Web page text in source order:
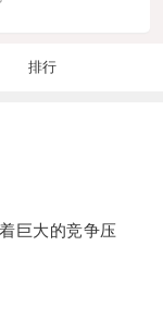
排行
巨大的竞争压